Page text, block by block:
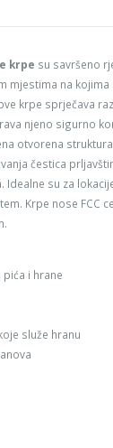
krpe su savršeno
mjestima na
krpe sprječava
njeno sigurno
otvorena
čestica
Idealne su za
Krpe nose FCC
i hrane
služe hranu